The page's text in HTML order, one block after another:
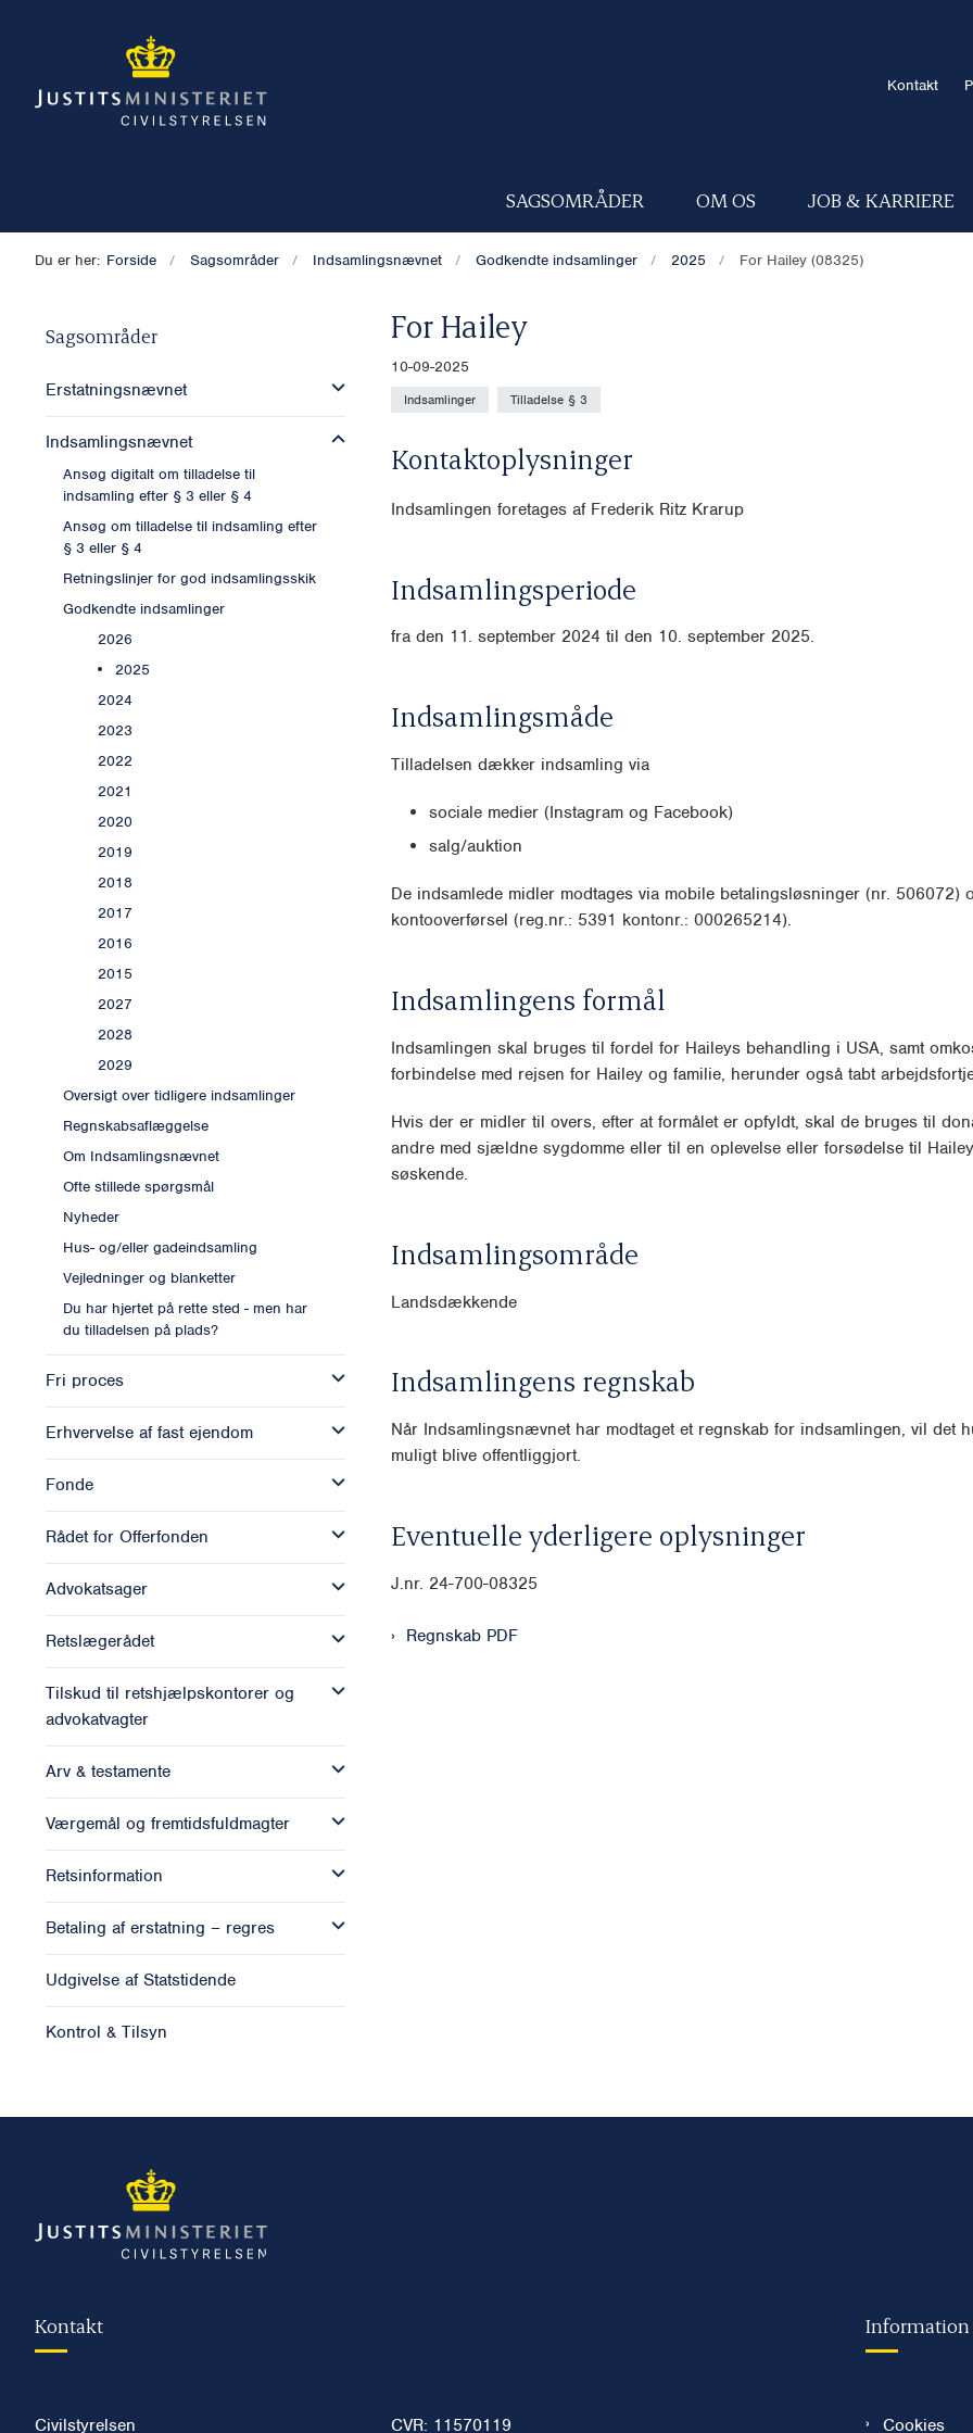
Kontakt
SAGSOMRÅDER OM OS JOB & KARRIERE
Du er her: Forside Sagsområder Indsamlingsnævnet Godkendte indsamlinger 2025 For Hailey (08325)
Sagsområder
Erstatningsnævnet
Indsamlingsnævnet
Ansøg digitalt om tilladelse til
indsamling efter § 3 eller § 4
Ansøg om tilladelse til indsamling efter
§ 3 eller § 4
Retningslinjer for god indsamlingsskik
Godkendte indsamlinger
2026
2025
2024
2023
2022
2021
2020
2019
2018
2017
2016
2015
2027
2028
2029
Oversigt over tidligere indsamlinger
Regnskabsaflæggelse
Om Indsamlingsnævnet
Ofte stillede spørgsmål
Nyheder
Hus- og/eller gadeindsamling
Vejledninger og blanketter
Du har hjertet på rette sted - men har
du tilladelsen på plads?
Fri proces
Erhvervelse af fast ejendom
Fonde
Rådet for Offerfonden
Advokatsager
Retslægerådet
Tilskud til retshjælpskontorer og
advokatvagter
Arv & testamente
Værgemål og fremtidsfuldmagter
Retsinformation
Betaling af erstatning – regres
Udgivelse af Statstidende
Kontrol & Tilsyn
For Hailey
10-09-2025
Indsamlinger Tilladelse § 3
Kontaktoplysninger
Indsamlingen foretages af Frederik Ritz Krarup
Indsamlingsperiode
fra den 11. september 2024 til den 10. september 2025.
Indsamlingsmåde
Tilladelsen dækker indsamling via
sociale medier (Instagram og Facebook)
salg/auktion
De indsamlede midler modtages via mobile betalingsløsninger (nr. 506072)
kontooverførsel (reg.nr.: 5391 kontonr.: 000265214).
Indsamlingens formål
Indsamlingen skal bruges til fordel for Haileys behandling i USA, samt
forbindelse med rejsen for Hailey og familie, herunder også tabt
Hvis der er midler til overs, efter at formålet er opfyldt, skal de bruges til
andre med sjældne sygdomme eller til en oplevelse eller forsødelse til
søskende.
Indsamlingsområde
Landsdækkende
Indsamlingens regnskab
Når Indsamlingsnævnet har modtaget et regnskab for indsamlingen, vil det
muligt blive offentliggjort.
Eventuelle yderligere oplysninger
J.nr. 24-700-08325
Regnskab PDF
Kontakt
Civilstyrelsen CVR: 11570119
Information
Cookies